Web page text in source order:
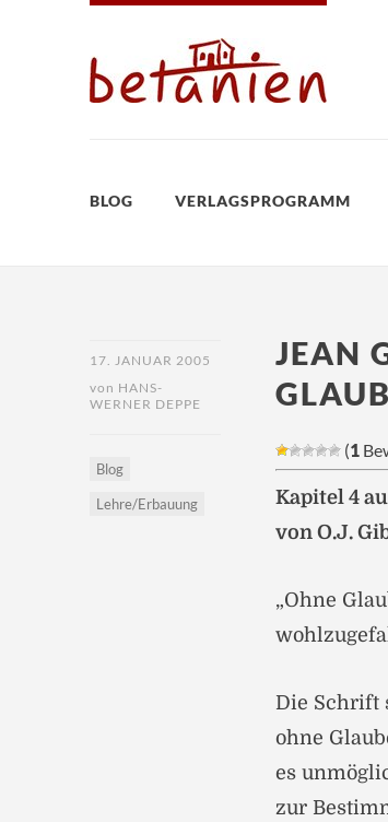
BLOG VERLAGSPROGRAMM
17. JANUAR 2005
von HANS-
WERNER DEPPE
Blog
Lehre/Erbauung
JEAN
(1
Kapitel 4
von O.J.
„Ohne
Die Schrift
ohne
es
zur